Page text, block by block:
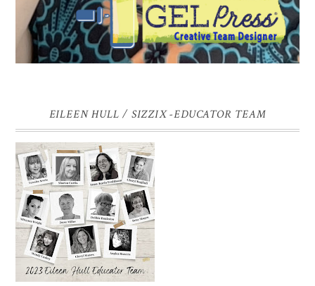
EILEEN HULL / SIZZIX -EDUCATOR TEAM